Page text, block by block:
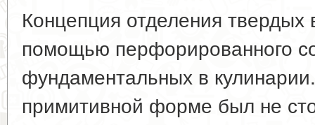
Концепция отделения
помощью перфорированного
фундаментальных в
примитивной форме был не